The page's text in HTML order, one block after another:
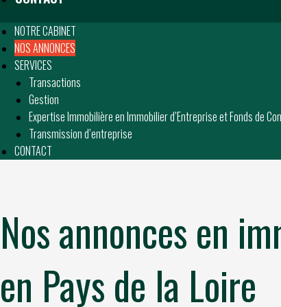
NOTRE CABINET
NOS ANNONCES
SERVICES
Transactions
Gestion
Expertise Immobilière en Immobilier d’Entreprise et Fonds de
Transmission d’entreprise
CONTACT
Nos annonces en
en Pays de la Loire